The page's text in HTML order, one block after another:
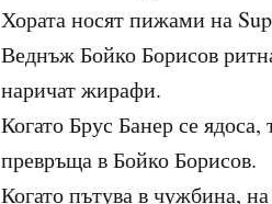
Хората носят пижами на
Веднъж Бойко Борисов
наричат жирафи.
Когато Брус Банер се
превръща в Бойко Борисов.
Когато пътува в чужбина,